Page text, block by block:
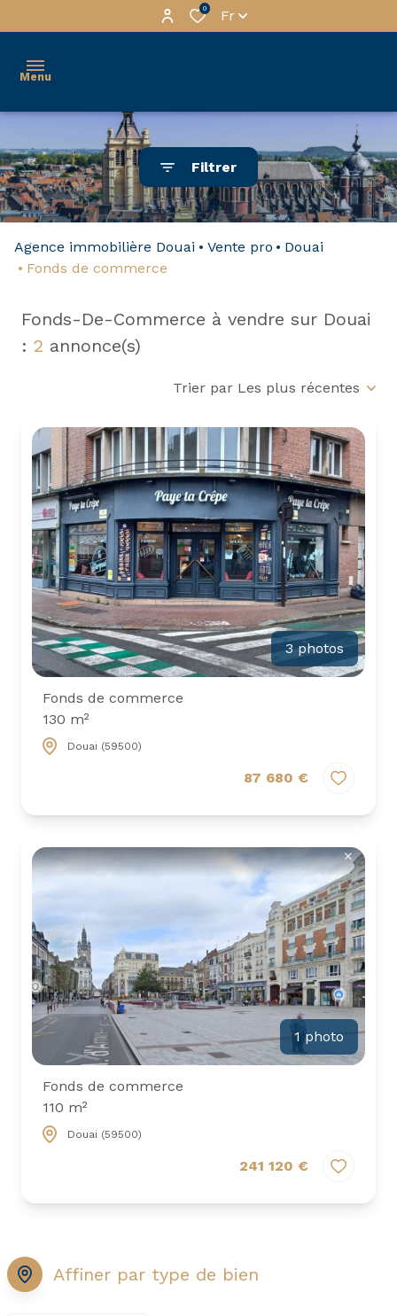
0 Fr
Menu
services
gestion
tous
biens
nos
tous
nos
biens
en
location
Immo
propos
rejoignez-
nous
Filtrer
Agence immobilière Douai Vente pro
Douai
Fonds de commerce
Fonds-De-Commerce à vendre sur Douai
: 2 annonce(s)
Trier par Les plus récentes
3 photos
Fonds de commerce
130 m²
Douai (59500)
87 680 €
1 photo
Fonds de commerce
110 m²
Douai (59500)
241 120 €
Affiner par type de bien